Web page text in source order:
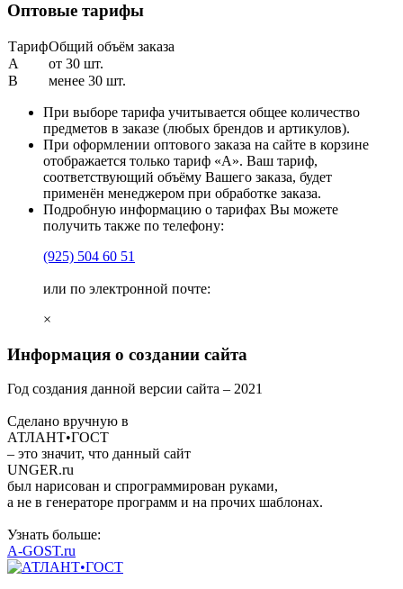
Оптовые тарифы
ТарифОбщий объём заказа
A
от 30 шт.
B
менее 30 шт.
При выборе тарифа учитывается общее количество
предметов в заказе (любых брендов и артикулов).
При оформлении оптового заказа на сайте в корзине
отображается только тариф «А». Ваш тариф,
соответствующий объёму Вашего заказа, будет
применён менеджером при обработке заказа.
Подробную информацию о тарифах Вы можете
получить также по телефону:
(925) 504 60 51
или по электронной почте:
×
Информация о создании сайта
Год создания данной версии сайта – 2021
Сделано вручную в
АТЛАНТ•ГОСТ
– это значит, что данный сайт
UNGER.ru
был нарисован и спрограммирован руками,
а не в генераторе программ и на прочих шаблонах.
Узнать больше:
A-GOST.ru